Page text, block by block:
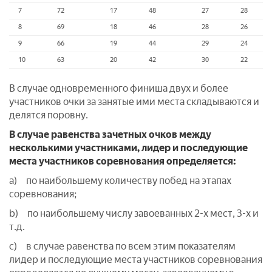
7 72 17 48 27 28
8 69 18 46 28 26
9 66 19 44 29 24
10 63 20 42 30 22
В случае одновременного финиша двух и более
участников очки за занятые ими места складываются и
делятся поровну.
В случае равенства зачетных очков между
несколькими участниками, лидер и последующие
места участников соревнования определяется:
a) по наибольшему количеству побед на этапах
соревнования;
b) по наибольшему числу завоеванных 2-х мест, 3-х и
т.д.
c) в случае равенства по всем этим показателям
лидер и последующие места участников соревнования